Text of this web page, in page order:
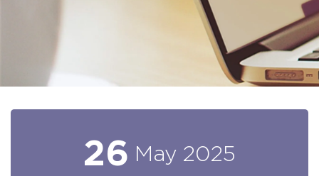
26 May 2025